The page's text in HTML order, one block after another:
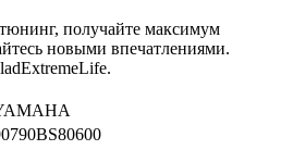
получайте максимум
новыми впечатлениями.